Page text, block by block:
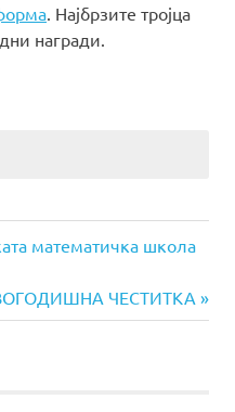
. Најбрзите тројца
награди.
математичка школа
ЧЕСТИТКА